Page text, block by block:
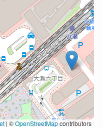
|©OpenStreetMapcontributors